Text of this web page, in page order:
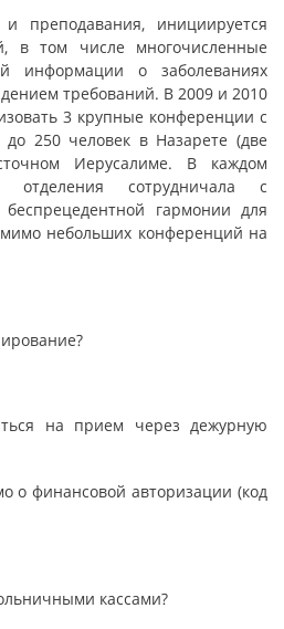
преподавания, инициируется
в том числе многочисленные
информации о заболеваниях
требований. В 2009 и 2010
3 крупные конференции с
до 250 человек в Назарете (две
Иерусалиме. В каждом
отделения сотрудничала с
гармонии для
небольших конференций на
?
на прием через дежурную
о финансовой авторизации (код
кассами?